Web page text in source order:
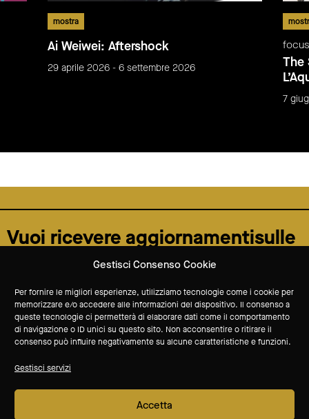
Gestisci Consenso Cookie
Per fornire le migliori esperienze, utilizziamo tecnologie come i cookie per
memorizzare e/o accedere alle informazioni del dispositivo. Il consenso a
queste tecnologie ci permetterà di elaborare dati come il comportamento
di navigazione o ID unici su questo sito. Non acconsentire o ritirare il
consenso può influire negativamente su alcune caratteristiche e funzioni.
Gestisci servizi
Accetta
mostra
Ai Weiwei: Aftershock
29 aprile 2026 - 6 settembre 2026
focus
The
7
Vuoi ricevere aggiornamentisulle
attività del Museo?
Iscriviti alla newsletter
sponsor tecnico
soci